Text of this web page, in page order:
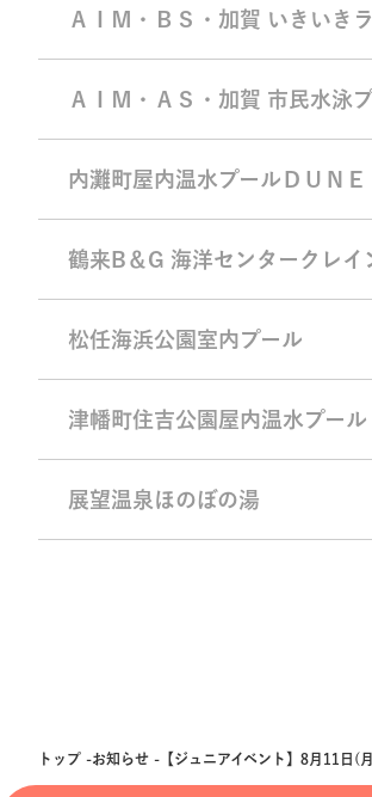
ＡＩＭ・ＢＳ・加賀 いきいき
ＡＩＭ・ＡＳ・加賀 市民水泳
内灘町屋内温水プールＤＵＮＥ
鶴来B＆G 海洋センタークレイ
松任海浜公園室内プール
津幡町住吉公園屋内温水プー
展望温泉ほのぼの湯
トップ お知らせ 【ジュニアイベント】8月11日